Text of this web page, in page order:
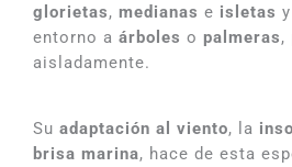
glorietas, medianas e isletas
entorno a árboles o palmeras,
aisladamente.
Su adaptación al viento, la
brisa marina, hace de esta